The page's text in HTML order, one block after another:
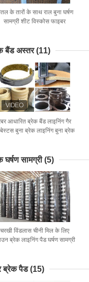
के तारों के साथ राल बुना घर्षण
सामग्री शीट विस्कोस फाइबर
बैंड अस्तर (11)
आधारित ब्रेक बैंड लाइनिंग गैर
बुना ब्रेक लाइनिंग बुना ब्रेक
घर्षण सामग्री (5)
चरखी विंडलास चीनी मिल के लिए
ब्रेक लाइनिंग पैड घर्षण सामग्री
ब्रेक पैड (15)